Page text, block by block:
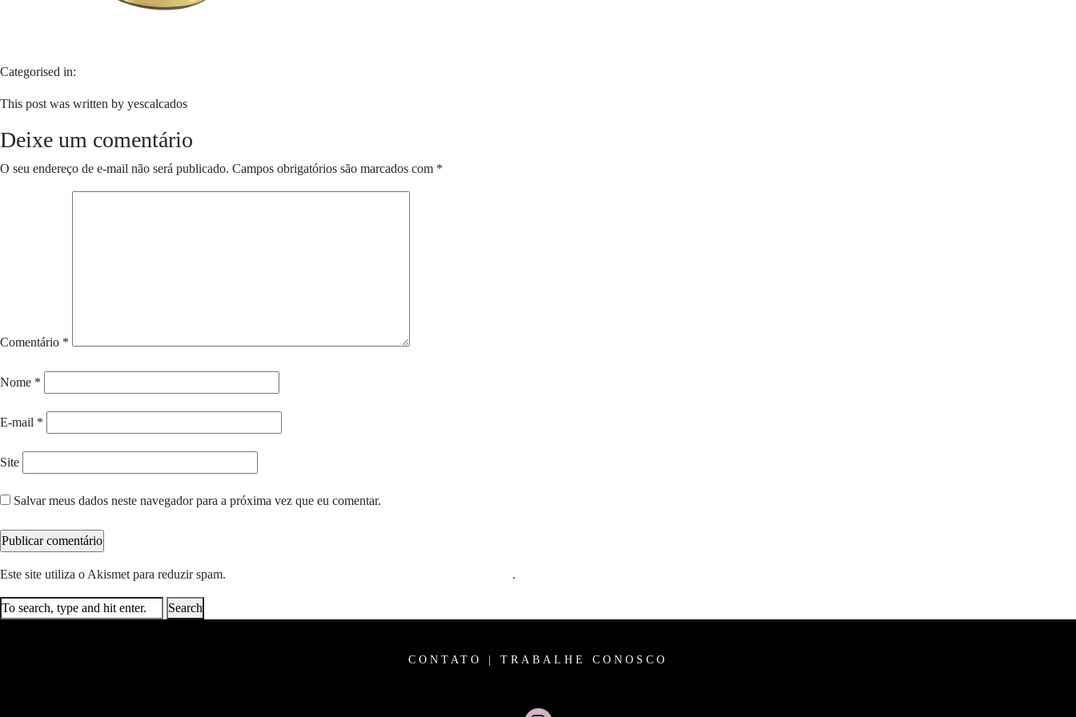
Categorised in:
This post was written by yescalcados
Deixe um comentário
O seu endereço de e-mail não será publicado. Campos obrigatórios são marcados com *
Comentário *
Nome *
E-mail *
Site
Salvar meus dados neste navegador para a próxima vez que eu comentar.
Este site utiliza o Akismet para reduzir spam. .
Search
CONTATO TRABALHE CONOSCO